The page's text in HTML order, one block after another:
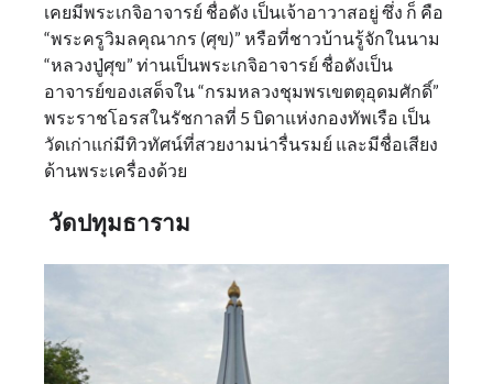
เคยมีพระเกจิอาจารย์ ชื่อดัง เป็นเจ้าอาวาสอยู่ ซึ่ง ก็ คือ
“พระครูวิมลคุณากร (ศุข)” หรือที่ชาวบ้านรู้จักในนาม
“หลวงปู่ศุข” ท่านเป็นพระเกจิอาจารย์ ชื่อดังเป็น
อาจารย์ของเสด็จใน “กรมหลวงชุมพรเขตตุอุดมศักดิ์”
พระราชโอรสในรัชกาลที่ 5 บิดาแห่งกองทัพเรือ เป็น
วัดเก่าแก่มีทิวทัศน์ที่สวยงามน่ารื่นรมย์ และมีชื่อเสียง
ด้านพระเครื่องด้วย
วัดปทุมธาราม